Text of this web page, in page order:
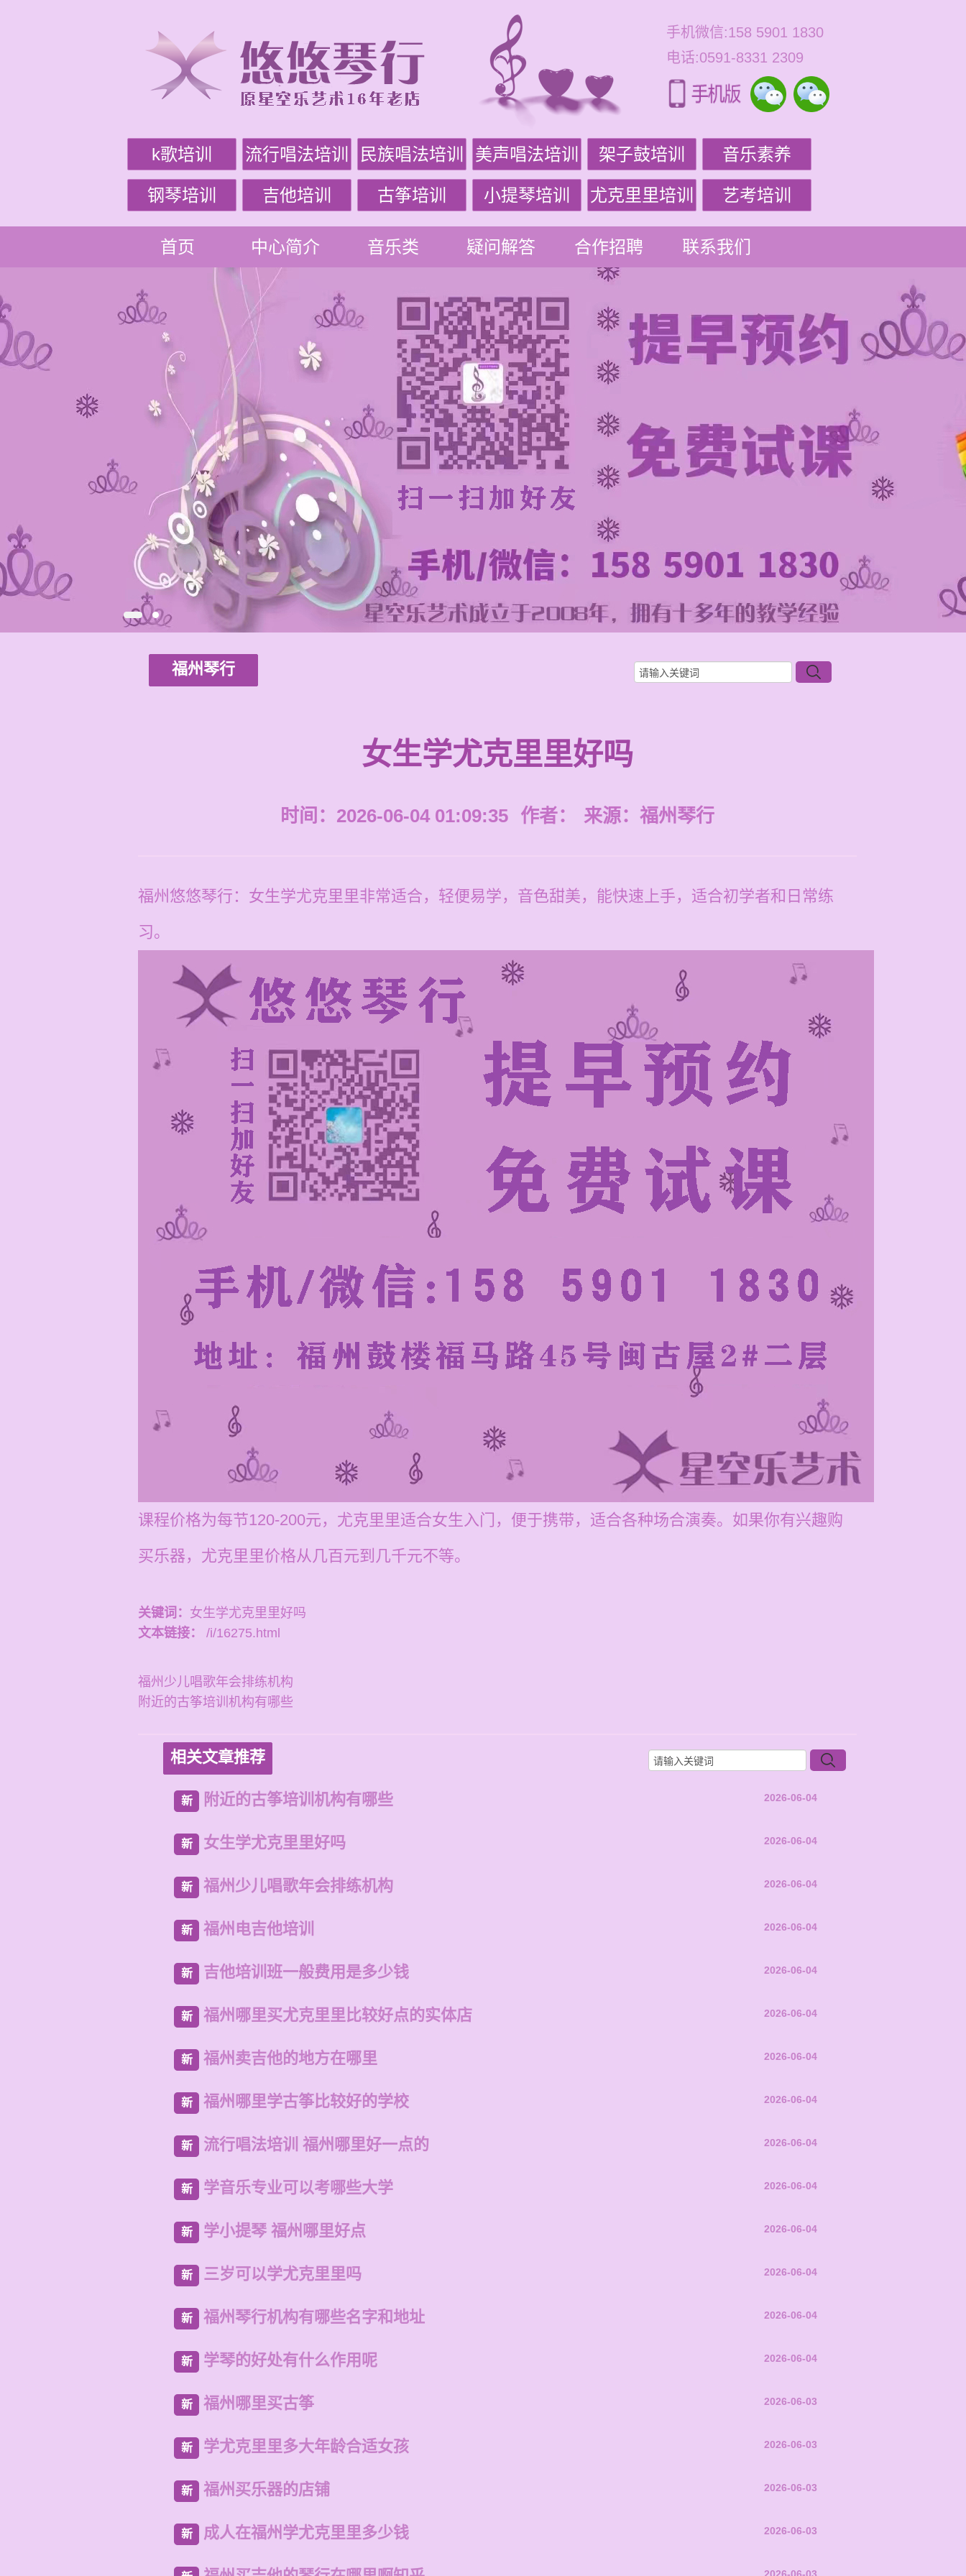
手机微信:158 5901 1830
电话:0591-8331 2309
k歌培训 流行唱法培训 民族唱法培训 美声唱法培训 架子鼓培训 音乐素养
钢琴培训 吉他培训 古筝培训 小提琴培训 尤克里里培训 艺考培训
首页 中心简介 音乐类 疑问解答 合作招聘 联系我们
福州琴行
女生学尤克里里好吗
时间：2026-06-04 01:09:35 作者： 来源： 福州琴行
福州悠悠琴行：女生学尤克里里非常适合，轻便易学，音色甜美，能快速上手，适合初学者和日常练
习。
课程价格为每节120-200元，尤克里里适合女生入门，便于携带，适合各种场合演奏。如果你有兴趣购
买乐器，尤克里里价格从几百元到几千元不等。
关键词： 女生学尤克里里好吗
文本链接：
/i/16275.html
福州少儿唱歌年会排练机构
附近的古筝培训机构有哪些
相关文章推荐
新 附近的古筝培训机构有哪些 2026-06-04
新 女生学尤克里里好吗 2026-06-04
新 福州少儿唱歌年会排练机构 2026-06-04
新 福州电吉他培训 2026-06-04
新 吉他培训班一般费用是多少钱 2026-06-04
新 福州哪里买尤克里里比较好点的实体店 2026-06-04
新 福州卖吉他的地方在哪里 2026-06-04
新 福州哪里学古筝比较好的学校 2026-06-04
新 流行唱法培训 福州哪里好一点的 2026-06-04
新 学音乐专业可以考哪些大学 2026-06-04
新 学小提琴 福州哪里好点 2026-06-04
新 三岁可以学尤克里里吗 2026-06-04
新 福州琴行机构有哪些名字和地址 2026-06-04
新 学琴的好处有什么作用呢 2026-06-04
新 福州哪里买古筝 2026-06-03
新 学尤克里里多大年龄合适女孩 2026-06-03
新 福州买乐器的店铺 2026-06-03
新 成人在福州学尤克里里多少钱 2026-06-03